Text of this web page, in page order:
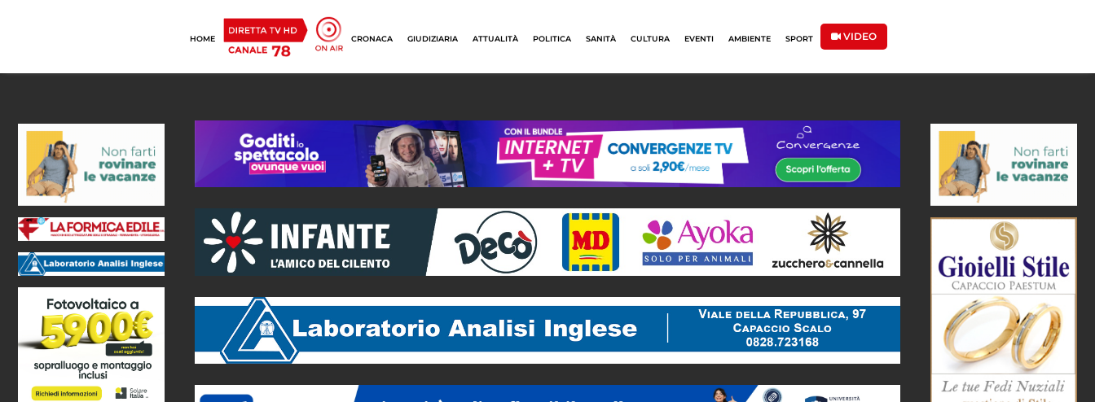
HOME CRONACA GIUDIZIARIA ATTUALITÀ POLITICA SANITÀ CULTURA EVENTI AMBIENTE SPORT VIDEO